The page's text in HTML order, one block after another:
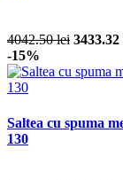
4042.50 lei 3433.32
-15%
Saltea cu spuma
130